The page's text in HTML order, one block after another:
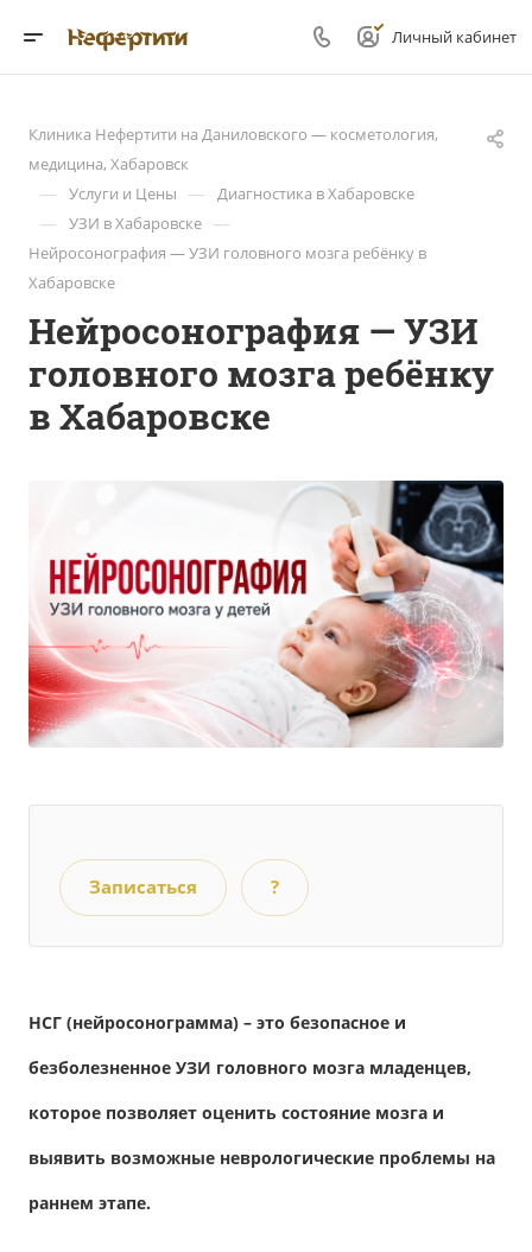
Личный кабинет
Клиника Нефертити на Даниловского — косметология,
медицина, Хабаровск
— Услуги и Цены — Диагностика в Хабаровске
— УЗИ в Хабаровске —
Нейросонография — УЗИ головного мозга ребёнку в
Хабаровске
Нейросонография — УЗИ
головного мозга ребёнку
в Хабаровске
Записаться ?
НСГ (нейросонограмма) – это безопасное и
безболезненное УЗИ головного мозга младенцев,
которое позволяет оценить состояние мозга и
выявить возможные неврологические проблемы на
раннем этапе.